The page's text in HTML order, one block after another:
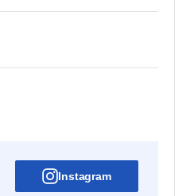
Instagram